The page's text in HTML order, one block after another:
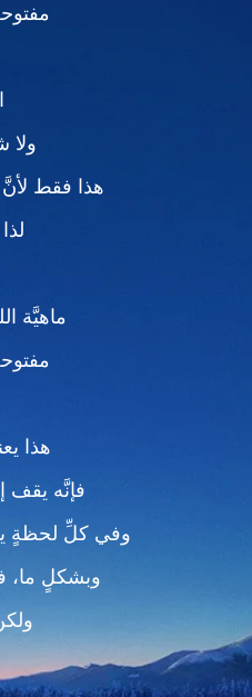
ولا
هذا فقط لأنَّ
ماهيَّة
هذا
فإنَّه يقف
وفي كلِّ لحظةٍ
وبشكلٍ